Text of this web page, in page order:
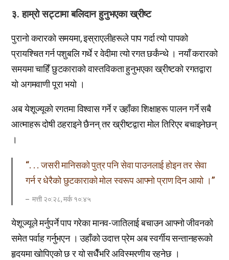
३. हाम्रो सट्टामा बलिदान हुनुभएका ख्रीष्ट
पुरानो करारको समयमा, इस्राएलीहरूले पाप गर्दा त्यो पापको
प्रायश्चित गर्न पशुबलि गर्थे र वेदीमा त्यो रगत छर्कंन्थे । नयाँ करारको
समयमा चाहिँ छुटकाराको वास्तविकता हुनुभएका ख्रीष्टको रगतद्वारा
यो अगमवाणी पूरा भयो ।
अब येशूज्यूको रगतमा विश्वास गर्ने र उहाँका शिक्षाहरू पालन गर्ने सबै
आत्माहरू दोषी ठहराइने छैनन् तर ख्रीष्टद्वारा मोल तिरिएर बचाइनेछन्
।
“. . . जसरी मानिसको पुत्र पनि सेवा पाउनलाई होइन तर सेवा
गर्न र धेरैको छुटकाराको मोल स्वरूप आफ्नो प्राण दिन आयो ।”
मत्ती २०:२८, मर्क १०:४५
येशूज्यूले मर्नुपर्ने पाप गरेका मानव-जातिलाई बचाउन आफ्नो जीवनको
समेत पर्वाह गर्नुभएन । उहाँको उदात्त प्रेम अब स्वर्गीय सन्तानहरूको
हृदयमा खोपिएको छ र यो सधैँभरि अविस्मरणीय रहनेछ ।